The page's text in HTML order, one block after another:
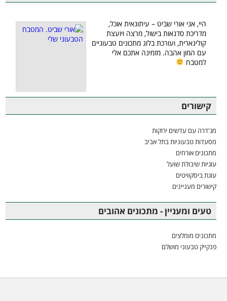
היי, אני אורי שביט – עיתונאית אוכל,
מדריכת סדנאות בישול, מרצה ויועצת
קולינארית, ועורכת בלוג מתכונים טבעוניים
עם המון אהבה. מזמינה אתכם אלי
למטבח
קישורים
מג'דרה עם עדשים ירוקות
מסעדות טבעוניות בתל אביב
מתכונים אורחים
עוגיות שיבולת שועל
עוגת ביסקוויטים
קישורים מעניינים
טעים ומעניין - מתכונים אהובים
מתכונים מומלצים
פנקייק טבעוני מושלם